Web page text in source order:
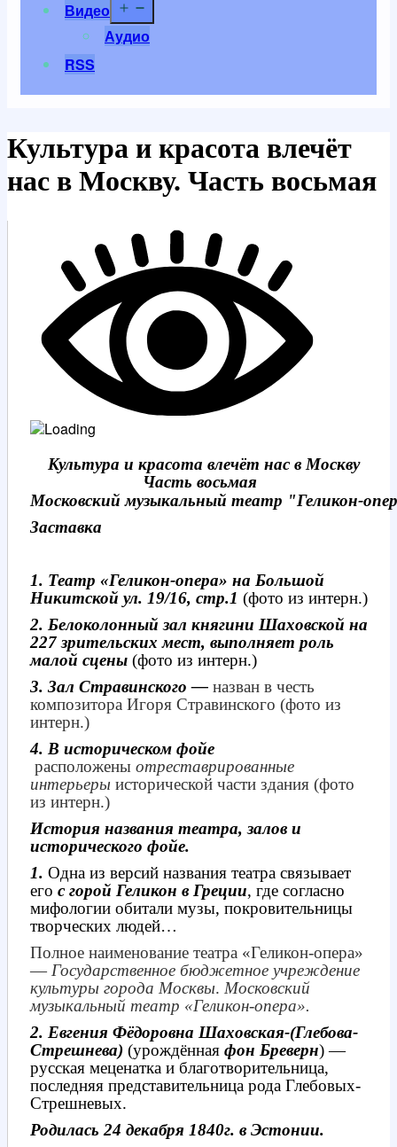
Видео
Аудио
RSS
Культура и красота влечёт
нас в Москву. Часть восьмая
Культура и красота влечёт нас в Москву
Часть восьмая
Московский музыкальный театр "Геликон-
Заставка
1. Театр «Геликон-опера» на Большой
Никитской ул. 19/16, стр.1 (фото из интерн.)
2. Белоколонный зал княгини Шаховской на
227 зрительских мест, выполняет роль
малой сцены (фото из интерн.)
3. Зал Стравинского — назван в честь
композитора Игоря Стравинского (фото из
интерн.)
4. В историческом фойе
расположены отреставрированные
интерьеры исторической части здания (фото
из интерн.)
История названия театра, залов и
исторического фойе.
1. Одна из версий названия театра связывает
его с горой Геликон в Греции, где согласно
мифологии обитали музы, покровительницы
творческих людей…
Полное наименование театра «Геликон-опера»
— Государственное бюджетное учреждение
культуры города Москвы. Московский
музыкальный театр «Геликон-опера».
2. Евгения Фёдоровна Шаховская-(Глебова-
Стрешнева) (урождённая фон Бреверн) —
русская меценатка и благотворительница,
последняя представительница рода Глебовых-
Стрешневых.
Родилась 24 декабря 1840г. в Эстонии.